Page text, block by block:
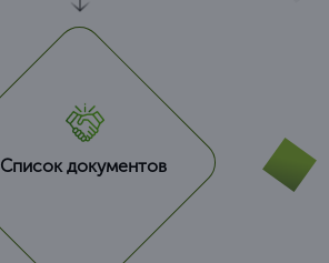
Список документов